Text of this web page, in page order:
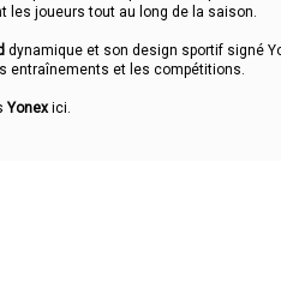
les joueurs tout au long de la saison.
dynamique et son design sportif signé
entraînements et les compétitions.
Yonex ici.